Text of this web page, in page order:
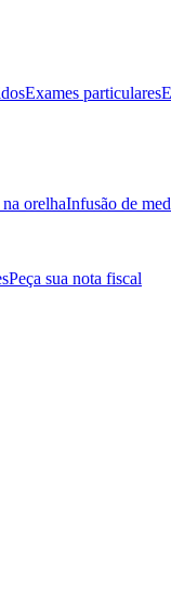
Exames particulares
orelhaInfusão de
Peça sua nota fiscal